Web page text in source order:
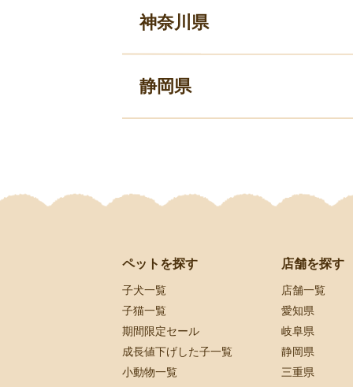
神奈川県
静岡県
ペットを探す
子犬一覧
子猫一覧
期間限定セール
成長値下げした子一覧
小動物一覧
店舗を探す
店舗一覧
愛知県
岐阜県
静岡県
三重県